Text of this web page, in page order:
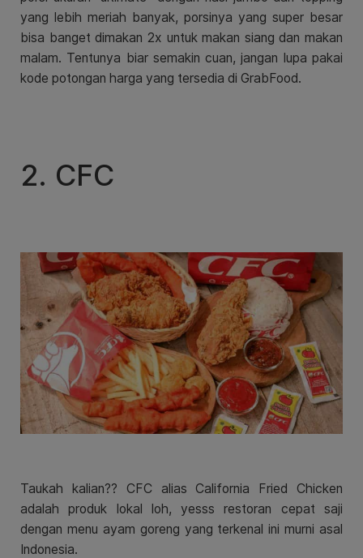
yang lebih meriah banyak, porsinya yang super besar
bisa banget dimakan 2x untuk makan siang dan makan
malam. Tentunya biar semakin cuan, jangan lupa pakai
kode potongan harga yang tersedia di GrabFood.
2. CFC
Taukah kalian?? CFC alias California Fried Chicken
adalah produk lokal loh, yesss restoran cepat saji
dengan menu ayam goreng yang terkenal ini murni asal
Indonesia.